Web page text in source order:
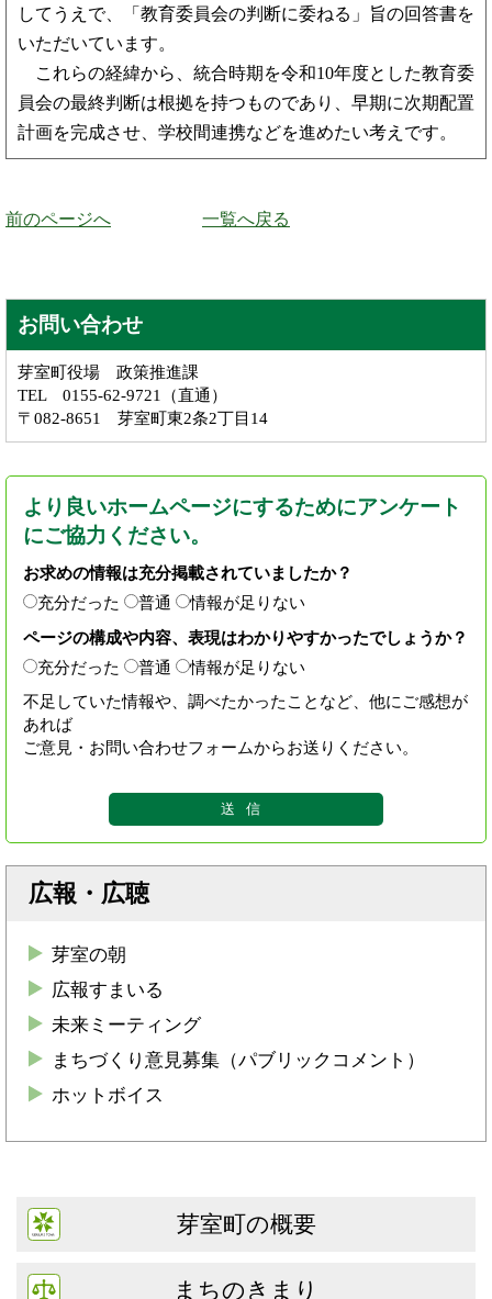
してうえで、「教育委員会の判断に委ねる」旨の回答書を
いただいています。
これらの経緯から、統合時期を令和10年度とした教育委
員会の最終判断は根拠を持つものであり、早期に次期配置
計画を完成させ、学校間連携などを進めたい考えです。
前のページへ 一覧へ戻る
お問い合わせ
芽室町役場 政策推進課
TEL 0155-62-9721（直通）
〒082-8651 芽室町東2条2丁目14
より良いホームページにするためにアンケート
にご協力ください。
お求めの情報は充分掲載されていましたか？
充分だった
普通
情報が足りない
ページの構成や内容、表現はわかりやすかったでしょうか？
充分だった
普通
情報が足りない
不足していた情報や、調べたかったことなど、他にご感想が
あれば
ご意見・お問い合わせフォームからお送りください。
広報・広聴
芽室の朝
広報すまいる
未来ミーティング
まちづくり意見募集（パブリックコメント）
ホットボイス
芽室町の概要
まちのきまり